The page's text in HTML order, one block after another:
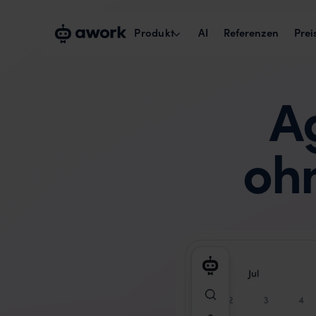
Produkt
Echte Verfügbarkeit verplanen.
Zeiterfassung & Reports
Kunden und Freelancer einbinden.
AI Referenzen